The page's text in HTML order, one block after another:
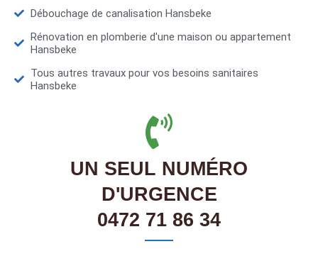
Débouchage de canalisation Hansbeke
Rénovation en plomberie d'une maison ou appartement
Hansbeke
Tous autres travaux pour vos besoins sanitaires
Hansbeke
UN SEUL NUMÉRO
D'URGENCE
0472 71 86 34